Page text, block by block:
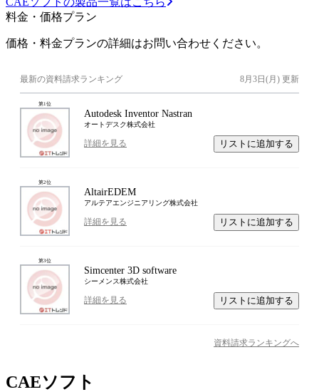
料金・価格プラン
価格・料金プランの詳細はお問い合わせください。
最新の資料請求ランキング 8月3日(月) 更新
第1位
Autodesk Inventor Nastran
オートデスク株式会社
詳細を見る リストに追加する
第2位
AltairEDEM
アルテアエンジニアリング株式会社
詳細を見る リストに追加する
第3位
Simcenter 3D software
シーメンス株式会社
詳細を見る リストに追加する
資料請求ランキングへ
CAEソフト